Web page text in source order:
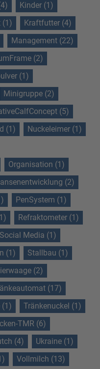
Kinder (1)
(1)
Kraftfutter (4)
Management (22)
(2)
(1)
Minigruppe (2)
(5)
(1)
Nuckeleimer (1)
Organisation (1)
(2)
PenSystem (1)
Refraktometer (1)
Social Media (1)
(1)
Stallbau (1)
(2)
(17)
(1)
Tränkenuckel (1)
TMR (6)
(4)
Ukraine (1)
Vollmilch (13)